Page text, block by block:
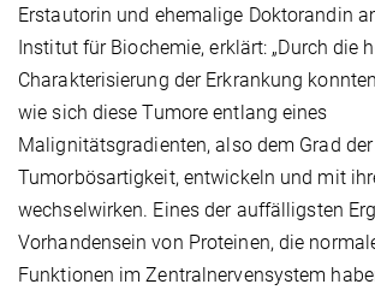
Erstautorin und ehemalige Doktorandin
Institut für Biochemie, erklärt: „Durch die
Charakterisierung der Erkrankung
wie sich diese Tumore entlang eines
Malignitätsgradienten, also dem Grad der
Tumorbösartigkeit, entwickeln und mit
wechselwirken. Eines der auffälligsten
Vorhandensein von Proteinen, die
Funktionen im Zentralnervensystem